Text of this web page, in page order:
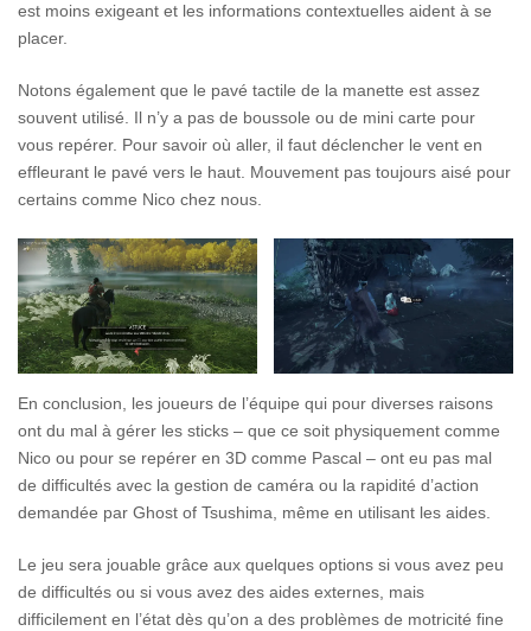
est moins exigeant et les informations contextuelles aident à se
placer.
Notons également que le pavé tactile de la manette est assez
souvent utilisé. Il n’y a pas de boussole ou de mini carte pour
vous repérer. Pour savoir où aller, il faut déclencher le vent en
effleurant le pavé vers le haut. Mouvement pas toujours aisé pour
certains comme Nico chez nous.
En conclusion, les joueurs de l’équipe qui pour diverses raisons
ont du mal à gérer les sticks – que ce soit physiquement comme
Nico ou pour se repérer en 3D comme Pascal – ont eu pas mal
de difficultés avec la gestion de caméra ou la rapidité d’action
demandée par Ghost of Tsushima, même en utilisant les aides.
Le jeu sera jouable grâce aux quelques options si vous avez peu
de difficultés ou si vous avez des aides externes, mais
difficilement en l’état dès qu’on a des problèmes de motricité fine